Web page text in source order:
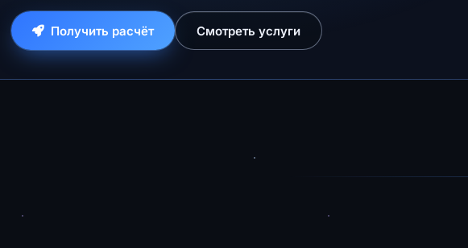
Получить расчёт Смотреть услуги